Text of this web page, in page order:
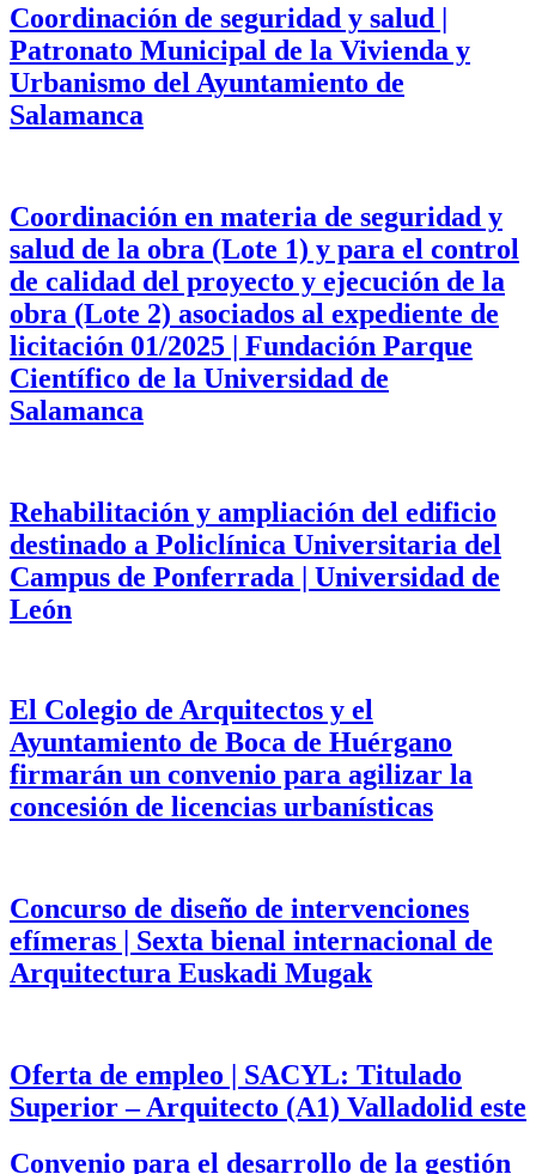
Coordinación de seguridad y salud |
Patronato Municipal de la Vivienda y
Urbanismo del Ayuntamiento de
Salamanca
Coordinación en materia de seguridad y
salud de la obra (Lote 1) y para el control
de calidad del proyecto y ejecución de la
obra (Lote 2) asociados al expediente de
licitación 01/2025 | Fundación Parque
Científico de la Universidad de
Salamanca
Rehabilitación y ampliación del edificio
destinado a Policlínica Universitaria del
Campus de Ponferrada | Universidad de
León
El Colegio de Arquitectos y el
Ayuntamiento de Boca de Huérgano
firmarán un convenio para agilizar la
concesión de licencias urbanísticas
Concurso de diseño de intervenciones
efímeras | Sexta bienal internacional de
Arquitectura Euskadi Mugak
Oferta de empleo | SACYL: Titulado
Superior – Arquitecto (A1) Valladolid este
Convenio para el desarrollo de la gestión